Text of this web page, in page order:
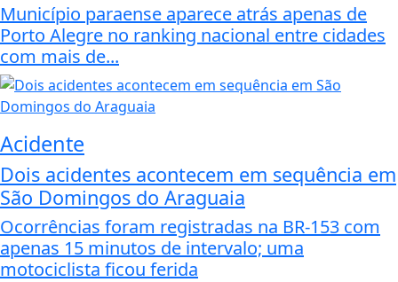
Município paraense aparece atrás apenas de
Porto Alegre no ranking nacional entre cidades
com mais de...
Acidente
Dois acidentes acontecem em sequência em
São Domingos do Araguaia
Ocorrências foram registradas na BR-153 com
apenas 15 minutos de intervalo; uma
motociclista ficou ferida